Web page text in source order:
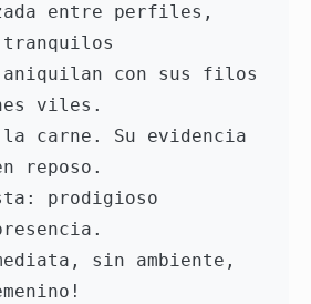
entre perfiles,
tranquilos
viles.
la carne. Su evidencia
reposo.
prodigioso
sin ambiente,